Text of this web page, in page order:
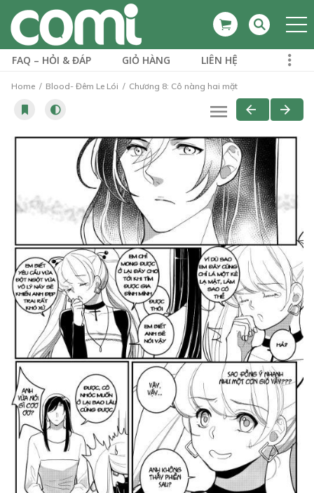
FAQ – HỎI & ĐÁP GIỎ HÀNG LIÊN HỆ
Home Blood- Đêm Le Lói Chương 8: Cô nàng hai mặt